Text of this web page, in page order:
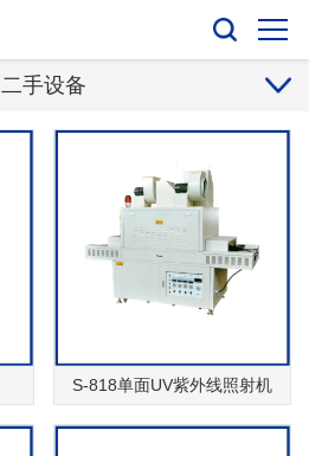
二手设备
S-818单面UV紫外线照射机